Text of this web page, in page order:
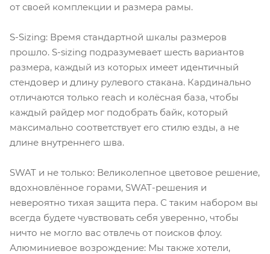
от своей комплекции и размера рамы.
S-Sizing: Время стандартной шкалы размеров
прошло. S-sizing подразумевает шесть вариантов
размера, каждый из которых имеет идентичный
стендовер и длину рулевого стакана. Кардинально
отличаются только reach и колёсная база, чтобы
каждый райдер мог подобрать байк, который
максимально соответствует его стилю езды, а не
длине внутреннего шва.
SWAT и не только: Великолепное цветовое решение,
вдохновлённое горами, SWAT-решения и
невероятно тихая защита пера. С таким набором вы
всегда будете чувствовать себя уверенно, чтобы
ничто не могло вас отвлечь от поисков флоу.
Алюминиевое возрождение: Мы также хотели,